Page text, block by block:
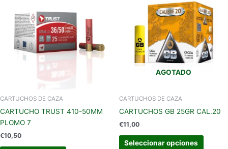
CARTUCHOS DE CAZA
CARTUCHO TRUST 410-50MM
PLOMO 7
€10,50
AGOTADO
CARTUCHOS DE CAZA
CARTUCHOS GB 25GR CAL.20
€11,00
Seleccionar opciones
tiene
Las
se
la